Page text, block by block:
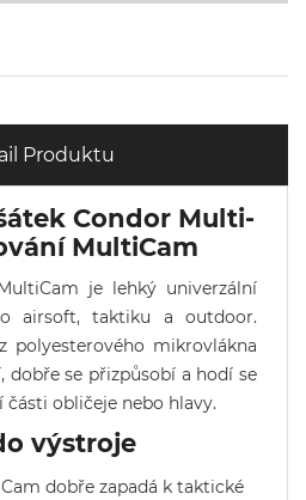
Produktu
Condor Multi-
MultiCam
je lehký univerzální
airsoft, taktiku a outdoor.
polyesterového mikrovlákna
dobře se přizpůsobí a hodí se
obličeje nebo hlavy.
výstroje
dobře zapadá k taktické